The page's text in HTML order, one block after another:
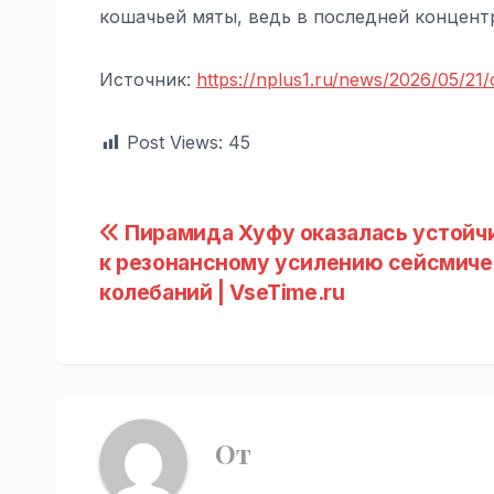
кошачьей мяты, ведь в последней
Источник: https://nplus1.ru/news/2026/05/
Post Views: 45
Навигация
по
Пирамида Хуфу оказалась
к резонансному усилению
колебаний | VseTime.ru
От